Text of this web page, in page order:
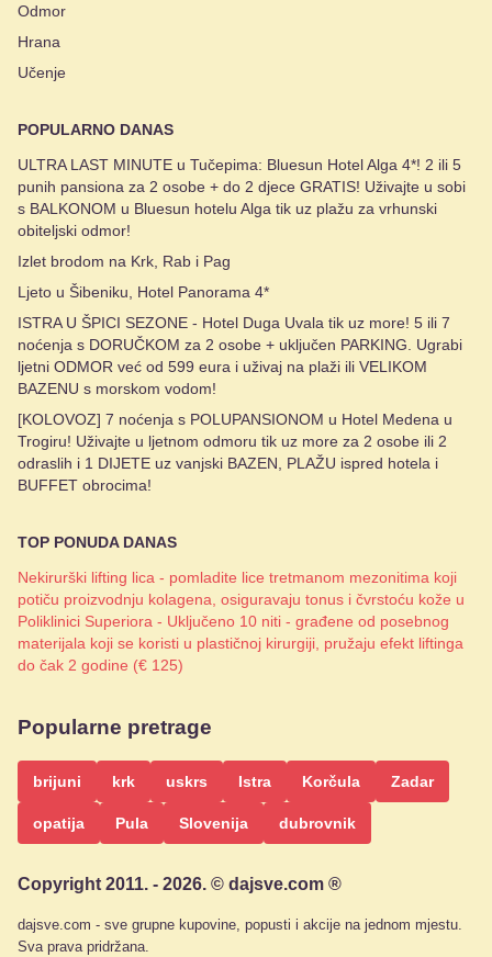
Odmor
Hrana
Učenje
POPULARNO DANAS
ULTRA LAST MINUTE u Tučepima: Bluesun Hotel Alga 4*! 2 ili 5
punih pansiona za 2 osobe + do 2 djece GRATIS! Uživajte u sobi
s BALKONOM u Bluesun hotelu Alga tik uz plažu za vrhunski
obiteljski odmor!
Izlet brodom na Krk, Rab i Pag
Ljeto u Šibeniku, Hotel Panorama 4*
ISTRA U ŠPICI SEZONE - Hotel Duga Uvala tik uz more! 5 ili 7
noćenja s DORUČKOM za 2 osobe + uključen PARKING. Ugrabi
ljetni ODMOR već od 599 eura i uživaj na plaži ili VELIKOM
BAZENU s morskom vodom!
[KOLOVOZ] 7 noćenja s POLUPANSIONOM u Hotel Medena u
Trogiru! Uživajte u ljetnom odmoru tik uz more za 2 osobe ili 2
odraslih i 1 DIJETE uz vanjski BAZEN, PLAŽU ispred hotela i
BUFFET obrocima!
TOP PONUDA DANAS
Nekirurški lifting lica - pomladite lice tretmanom mezonitima koji
potiču proizvodnju kolagena, osiguravaju tonus i čvrstoću kože u
Poliklinici Superiora - Uključeno 10 niti - građene od posebnog
materijala koji se koristi u plastičnoj kirurgiji, pružaju efekt liftinga
do čak 2 godine (€ 125)
Popularne pretrage
brijuni krk uskrs Istra Korčula Zadar
opatija Pula Slovenija dubrovnik
Copyright 2011. - 2026. © dajsve.com ®
dajsve.com - sve grupne kupovine, popusti i akcije na jednom mjestu.
Sva prava pridržana.